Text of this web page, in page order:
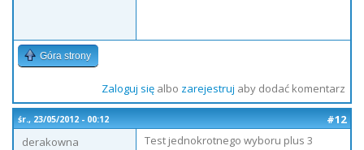
Góra strony
Zaloguj sięalbo zarejestruj aby dodać komentarz
śr., 23/05/2012 - 00:12
#12
derakowna
Test jednokrotnego wyboru plus 3